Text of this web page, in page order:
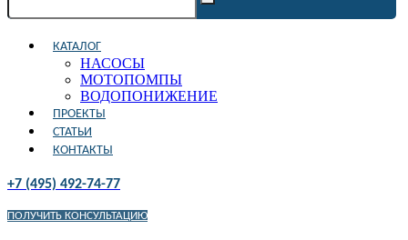
КАТАЛОГ
НАСОСЫ
МОТОПОМПЫ
ВОДОПОНИЖЕНИЕ
ПРОЕКТЫ
СТАТЬИ
КОНТАКТЫ
+7 (495) 492-74-77
ПОЛУЧИТЬ КОНСУЛЬТАЦИЮ